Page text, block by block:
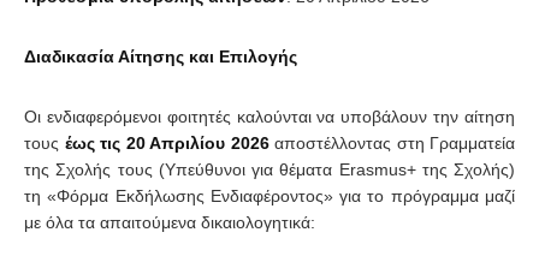
Διαδικασία Αίτησης και Επιλογής
Οι ενδιαφερόμενοι φοιτητές καλούνται να υποβάλουν την αίτηση
τους έως τις 20 Απριλίου 2026αποστέλλοντας στη Γραμματεία
της Σχολής τους (Υπεύθυνοι για θέματα Erasmus+ της Σχολής)
τη «Φόρμα Εκδήλωσης Ενδιαφέροντος» για το πρόγραμμα μαζί
με όλα τα απαιτούμενα δικαιολογητικά: